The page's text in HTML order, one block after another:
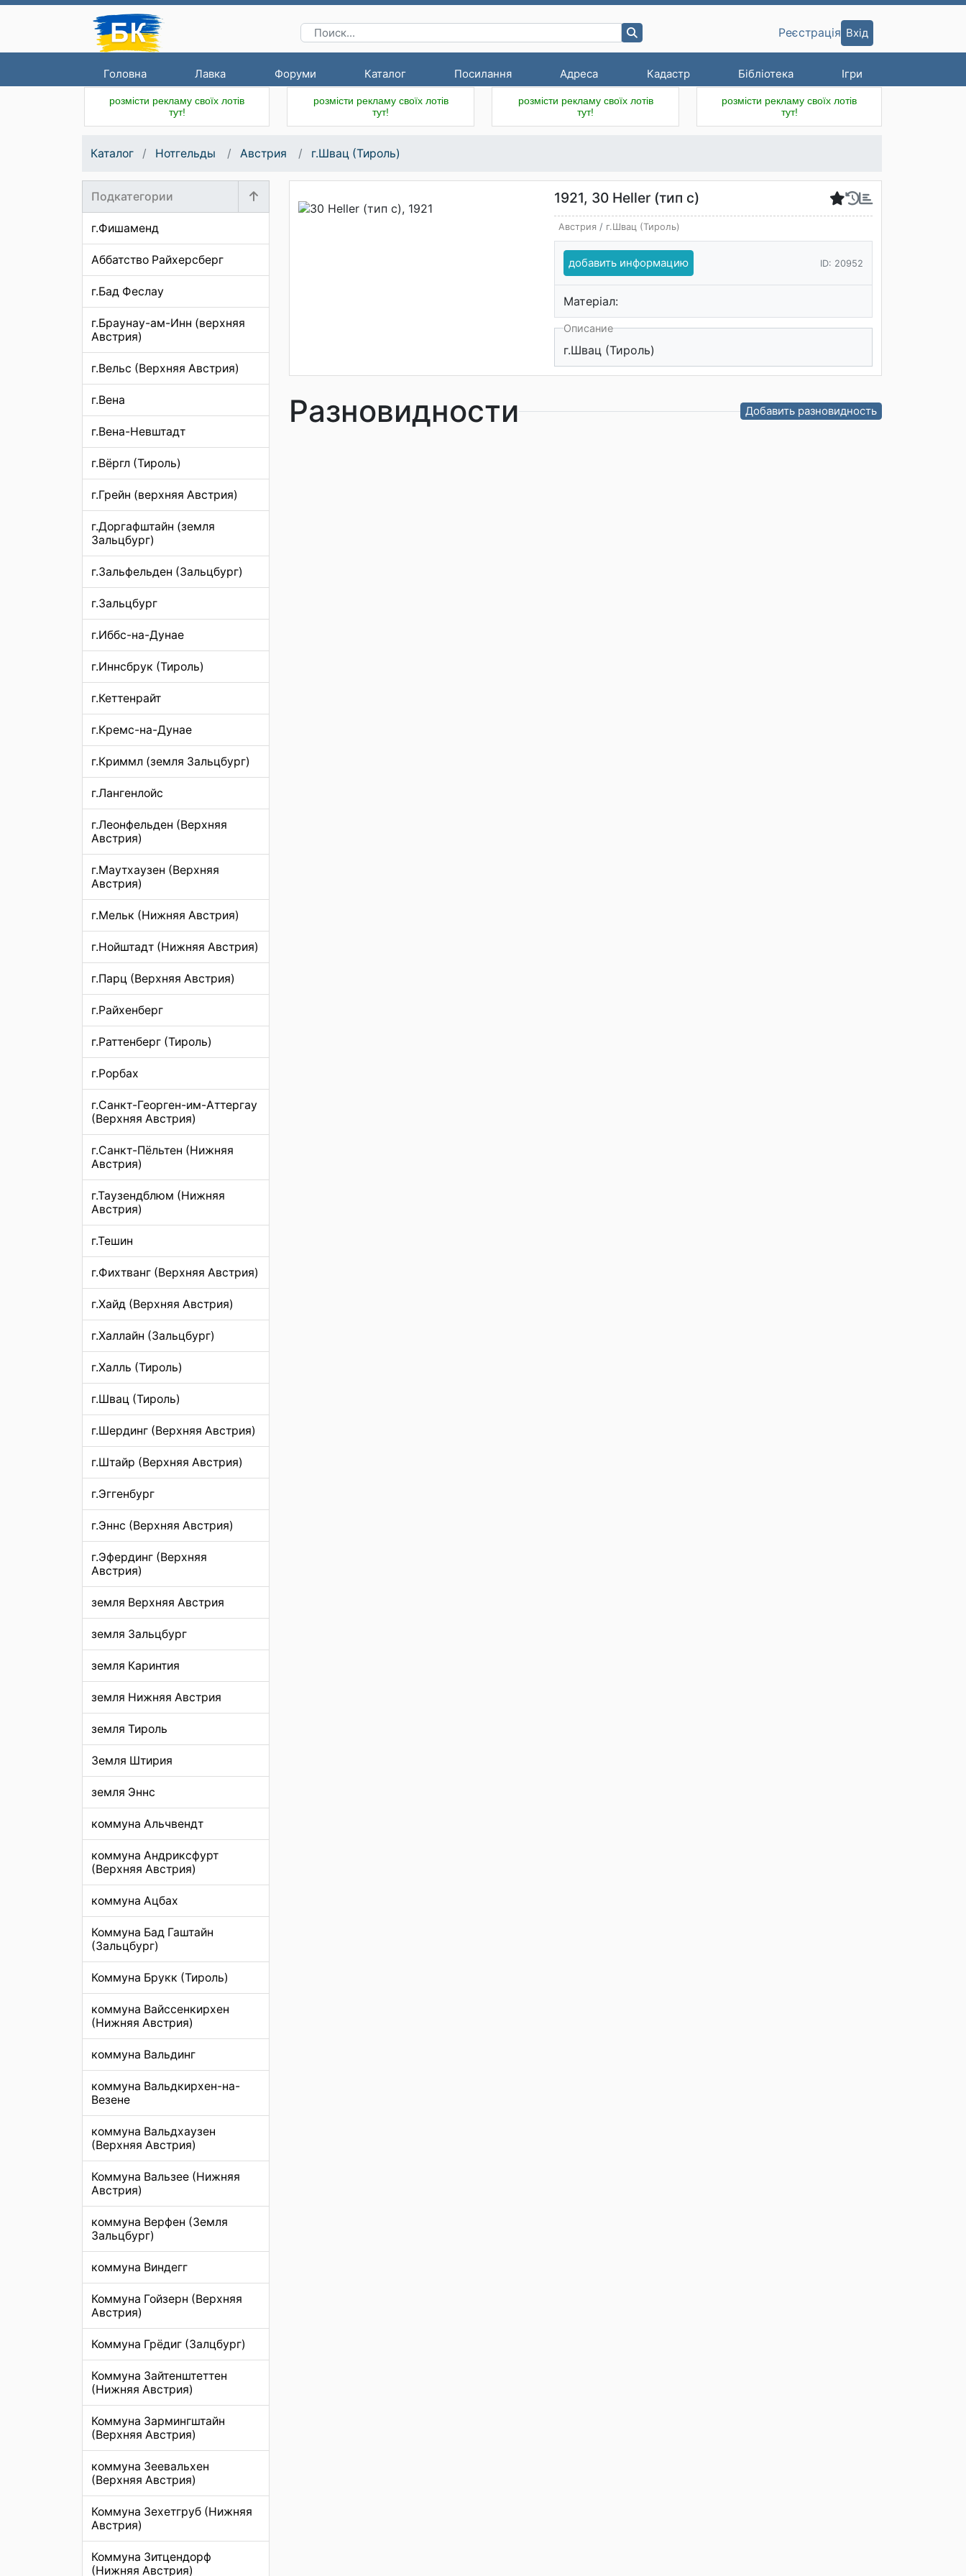
Головна Лавка Форуми Каталог Посилання Адреса Кадастр Бібліотека Ігри
Реєстрація Вхід
розмісти рекламу своїх лотів
тут!
розмісти рекламу своїх лотів
тут!
розмісти рекламу своїх лотів
тут!
розмісти рекламу своїх лотів
тут!
Каталог Нотгельды Австрия г.Швац (Тироль)
Подкатегории
г.Фишаменд
Аббатство Райхерсберг
г.Бад Феслау
г.Браунау-ам-Инн (верхняя
Австрия)
г.Вельс (Верхняя Австрия)
г.Вена
г.Вена-Невштадт
г.Вёргл (Тироль)
г.Грейн (верхняя Австрия)
г.Доргафштайн (земля
Зальцбург)
г.Зальфельден (Зальцбург)
г.Зальцбург
г.Иббс-на-Дунае
г.Иннсбрук (Тироль)
г.Кеттенрайт
г.Кремс-на-Дунае
г.Криммл (земля Зальцбург)
г.Лангенлойс
г.Леонфельден (Верхняя
Австрия)
г.Маутхаузен (Верхняя
Австрия)
г.Мельк (Нижняя Австрия)
г.Нойштадт (Нижняя Австрия)
г.Парц (Верхняя Австрия)
г.Райхенберг
г.Раттенберг (Тироль)
г.Рорбах
г.Санкт-Георген-им-Аттергау
(Верхняя Австрия)
г.Санкт-Пёльтен (Нижняя
Австрия)
г.Таузендблюм (Нижняя
Австрия)
г.Тешин
г.Фихтванг (Верхняя Австрия)
г.Хайд (Верхняя Австрия)
г.Халлайн (Зальцбург)
г.Халль (Тироль)
г.Швац (Тироль)
г.Шердинг (Верхняя Австрия)
г.Штайр (Верхняя Австрия)
г.Эггенбург
г.Эннс (Верхняя Австрия)
г.Эфердинг (Верхняя
Австрия)
земля Верхняя Австрия
земля Зальцбург
земля Каринтия
земля Нижняя Австрия
земля Тироль
Земля Штирия
земля Эннс
коммуна Альчвендт
коммуна Андриксфурт
(Верхняя Австрия)
коммуна Ацбах
Коммуна Бад Гаштайн
(Зальцбург)
Коммуна Брукк (Тироль)
коммуна Вайссенкирхен
(Нижняя Австрия)
коммуна Вальдинг
коммуна Вальдкирхен-на-
Везене
коммуна Вальдхаузен
(Верхняя Австрия)
Коммуна Вальзее (Нижняя
Австрия)
коммуна Верфен (Земля
Зальцбург)
коммуна Виндегг
Коммуна Гойзерн (Верхняя
Австрия)
Коммуна Грёдиг (Залцбург)
Коммуна Зайтенштеттен
(Нижняя Австрия)
Коммуна Зармингштайн
(Верхняя Австрия)
коммуна Зеевальхен
(Верхняя Австрия)
Коммуна Зехетгруб (Нижняя
Австрия)
Коммуна Зитцендорф
(Нижняя Австрия)
1921, 30 Heller (тип c)
Австрия / г.Швац (Тироль)
добавить информацию ID: 20952
Матеріал:
Описание
г.Швац (Тироль)
Разновидности Добавить разновидность